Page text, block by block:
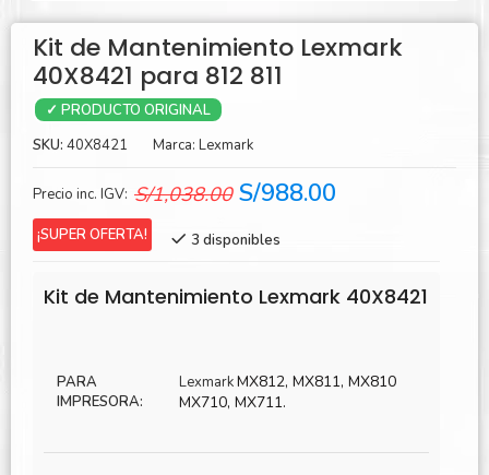
Kit de Mantenimiento Lexmark
40X8421 para 812 811
✓ PRODUCTO ORIGINAL
SKU: 40X8421 Marca: Lexmark
Precio inc. IGV: S/1,038.00 El
original
S/1,038.00.
S/988.00
S/988.00.
¡SUPER OFERTA! 3 disponibles
Kit de Mantenimiento Lexmark 40X8421
PARA
IMPRESORA:
LexmarkMX812, MX811, MX810
MX710, MX711.